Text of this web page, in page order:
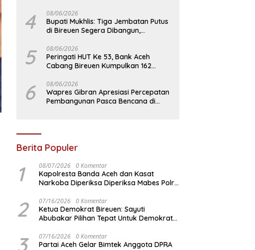
4 08/06/2026
Bupati Mukhlis: Tiga Jembatan Putus
di Bireuen Segera Dibangun,
5 08/06/2026
Peringati HUT Ke 53, Bank Aceh
Cabang Bireuen Kumpulkan 162
6 08/06/2026
Wapres Gibran Apresiasi Percepatan
Pembangunan Pasca Bencana di
Berita Populer
1 08/07/2026 0 Komentar
Kapolresta Banda Aceh dan Kasat
Narkoba Diperiksa Diperiksa Mabes Polri,
2 07/16/2026 0 Komentar
Ketua Demokrat Bireuen: Sayuti
Abubakar Pilihan Tepat Untuk Demokrat
3 07/16/2026 0 Komentar
Partai Aceh Gelar Bimtek Anggota DPRA